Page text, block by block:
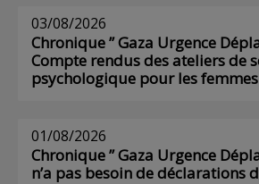
03/08/2026
Chronique ” Gaza Urgence
Compte rendus des ateliers de
psychologique pour les femmes
01/08/2026
Chronique ” Gaza Urgence
n’a pas besoin de déclarations